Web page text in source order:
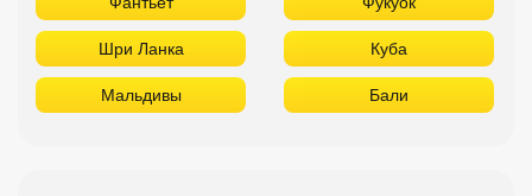
Шри Ланка Куба
Мальдивы Бали